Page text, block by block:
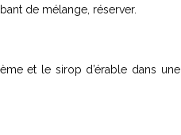
de mélange, réserver.
et le sirop d’érable dans une